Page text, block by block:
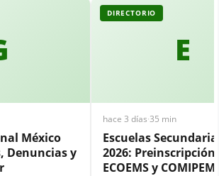
México
Denuncias y
E
DIRECTORIO
hace 3 días·35 min
Escuelas
2026: Preinscripción,
ECOEMS y